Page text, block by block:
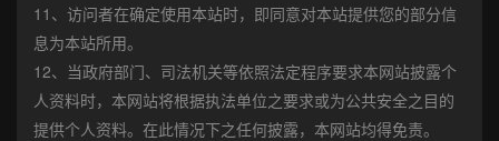
11、访问者在确定使用本站时，即同意对本站提供您的部分信
息为本站所用。
12、当政府部门、司法机关等依照法定程序要求本网站披露个
人资料时，本网站将根据执法单位之要求或为公共安全之目的
提供个人资料。在此情况下之任何披露，本网站均得免责。